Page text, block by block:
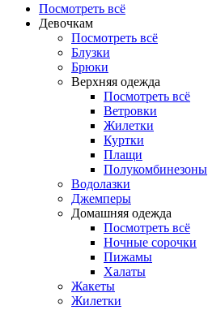
Посмотреть всё
Девочкам
Посмотреть всё
Блузки
Брюки
Верхняя одежда
Посмотреть всё
Ветровки
Жилетки
Куртки
Плащи
Полукомбинезоны
Водолазки
Джемперы
Домашняя одежда
Посмотреть всё
Ночные сорочки
Пижамы
Халаты
Жакеты
Жилетки